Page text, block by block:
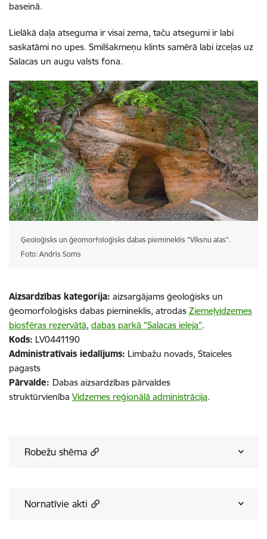
baseinā.
Lielākā daļa atseguma ir visai zema, taču atsegumi ir labi
saskatāmi no upes. Smilšakmeņu klints samērā labi izceļas uz
Salacas un augu valsts fona.
Ģeoloģisks un ģeomorfoloģisks dabas piemineklis "Vīksnu alas".
Foto: Andris Soms
Aizsardzības kategorija: aizsargājams ģeoloģisks un
ģeomorfoloģisks dabas piemineklis, atrodas Ziemeļvidzemes
biosfēras rezervātā, dabas parkā "Salacas ieleja".
Kods: LV0441190
Administratīvais iedalījums: Limbažu novads, Staiceles
pagasts
Pārvalde: Dabas aizsardzības pārvaldes
struktūrvienība Vidzemes reģionālā administrācija.
Robežu shēma
Nornatīvie akti